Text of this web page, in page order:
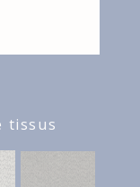
tissus